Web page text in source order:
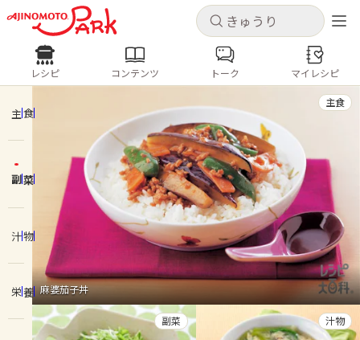
キャンセル
ログインするとレシピを保存できます
ログイン 新規登録
ホーム
コンテンツ
レシピ
トーク
キャンセル
レシピ コンテンツ
人気の食材・レシピ
きゅうり なす トマト
とうもろこし
ピーマン
みょうが ゴーヤ
レシピ コンテンツ トーク マイレシピ
主食
副菜
汁物
栄養 麻婆茄子丼
主食
副菜 汁物